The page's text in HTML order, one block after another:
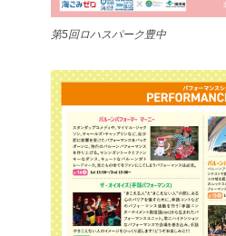
第5回ロハスパーク豊中